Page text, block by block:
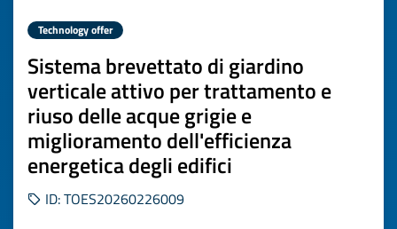
Technology offer
Sistema brevettato di giardino
verticale attivo per trattamento e
riuso delle acque grigie e
miglioramento dell'efficienza
energetica degli edifici
ID: TOES20260226009